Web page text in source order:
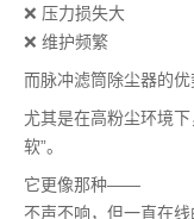
❌ 压力损失大
❌ 维护频繁
而脉冲滤筒除尘器的优
尤其是在高粉尘环境
软”。
它更像那种——
不声不响，但一直在线